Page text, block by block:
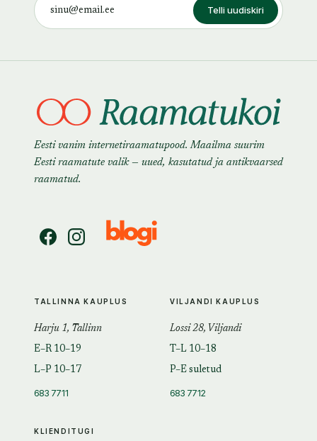
Telli uudiskiri
Eesti vanim internetiraamatupood. Maailma suurim
Eesti raamatute valik — uued, kasutatud ja antikvaarsed
raamatud.
KLIENDITUGI
TALLINNA KAUPLUS
Harju 1, Tallinn
E–R 10–19
L–P 10–17
683 7711
VILJANDI KAUPLUS
Lossi 28, Viljandi
T–L 10–18
P–E suletud
683 7712